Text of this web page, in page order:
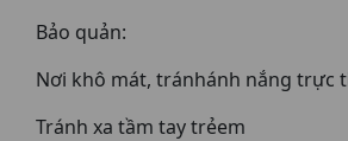
Bảo quản:
Nơi khô mát, tránhánh nắng trực
Tránh xa tầm tay trẻem